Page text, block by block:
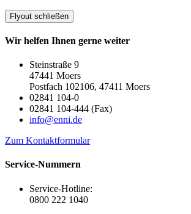
Flyout schließen
Wir helfen Ihnen gerne weiter
Steinstraße 9
47441 Moers
Postfach 102106, 47411 Moers
02841 104-0
02841 104-444 (Fax)
info@enni.de
Zum Kontaktformular
Service-Nummern
Service-Hotline:
0800 222 1040